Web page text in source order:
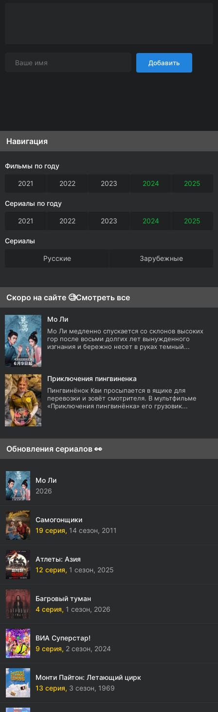
Добавить
Навигация
Фильмы по году
2021 2022 2023 2024 2025
Сериалы по году
2021 2022 2023 2024 2025
Сериалы
Русские Зарубежные
Скоро на сайте 🧐Смотреть все
Мо Ли
Мо Ли медленно спускается со склонов высоких
гор после восьми долгих лет вынужденного
изгнания и бережно несет в руках темный...
Приключения пингвиненка
Пингвинёнок Кви просыпается в ящике для
перевозки и зовёт смотрителя. В мультфильме
«Приключения пингвинёнка» его грузовик...
Обновления сериалов 👀
Мо Ли
2026
Самогонщики
19 серия, 14 сезон, 2011
Атлеты: Азия
12 серия, 1 сезон, 2025
Багровый туман
4 серия, 1 сезон, 2026
ВИА Суперстар!
9 серия, 2 сезон, 2024
Монти Пайтон: Летающий цирк
13 серия, 3 сезон, 1969